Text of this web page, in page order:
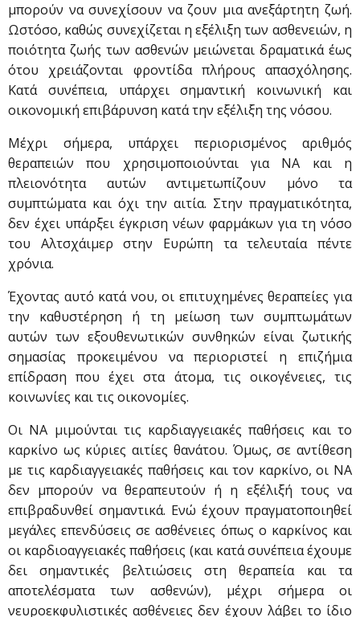
μπορούν να συνεχίσουν να ζουν μια ανεξάρτητη ζωή.
Ωστόσο, καθώς συνεχίζεται η εξέλιξη των ασθενειών, η
ποιότητα ζωής των ασθενών μειώνεται δραματικά έως
ότου χρειάζονται φροντίδα πλήρους απασχόλησης.
Κατά συνέπεια, υπάρχει σημαντική κοινωνική και
οικονομική επιβάρυνση κατά την εξέλιξη της νόσου.
Μέχρι σήμερα, υπάρχει περιορισμένος αριθμός
θεραπειών που χρησιμοποιούνται για ΝΑ και η
πλειονότητα αυτών αντιμετωπίζουν μόνο τα
συμπτώματα και όχι την αιτία. Στην πραγματικότητα,
δεν έχει υπάρξει έγκριση νέων φαρμάκων για τη νόσο
του Αλτσχάιμερ στην Ευρώπη τα τελευταία πέντε
χρόνια.
Έχοντας αυτό κατά νου, οι επιτυχημένες θεραπείες για
την καθυστέρηση ή τη μείωση των συμπτωμάτων
αυτών των εξουθενωτικών συνθηκών είναι ζωτικής
σημασίας προκειμένου να περιοριστεί η επιζήμια
επίδραση που έχει στα άτομα, τις οικογένειες, τις
κοινωνίες και τις οικονομίες.
Οι ΝΑ μιμούνται τις καρδιαγγειακές παθήσεις και το
καρκίνο ως κύριες αιτίες θανάτου. Όμως, σε αντίθεση
με τις καρδιαγγειακές παθήσεις και τον καρκίνο, οι ΝΑ
δεν μπορούν να θεραπευτούν ή η εξέλιξή τους να
επιβραδυνθεί σημαντικά. Ενώ έχουν πραγματοποιηθεί
μεγάλες επενδύσεις σε ασθένειες όπως ο καρκίνος και
οι καρδιοαγγειακές παθήσεις (και κατά συνέπεια έχουμε
δει σημαντικές βελτιώσεις στη θεραπεία και τα
αποτελέσματα των ασθενών), μέχρι σήμερα οι
νευροεκφυλιστικές ασθένειες δεν έχουν λάβει το ίδιο